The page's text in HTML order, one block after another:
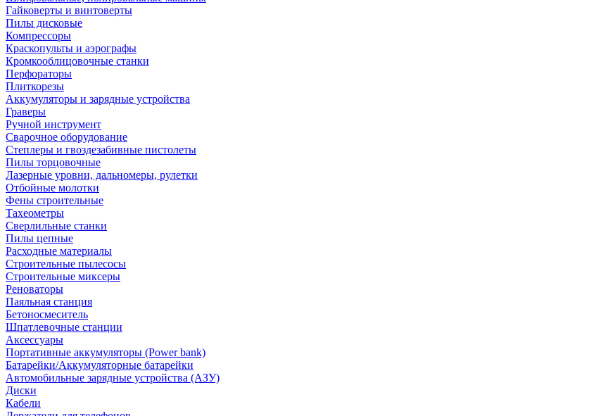
Гайковерты и винтоверты
Пилы дисковые
Компрессоры
Краскопульты и аэрографы
Кромкооблицовочные станки
Перфораторы
Плиткорезы
Аккумуляторы и зарядные устройства
Граверы
Ручной инструмент
Сварочное оборудование
Степлеры и гвоздезабивные пистолеты
Пилы торцовочные
Лазерные уровни, дальномеры, рулетки
Отбойные молотки
Фены строительные
Тахеометры
Сверлильные станки
Пилы цепные
Расходные материалы
Строительные пылесосы
Строительные миксеры
Реноваторы
Паяльная станция
Бетоносмеситель
Шпатлевочные станции
Аксессуары
Портативные аккумуляторы (Power bank)
Батарейки/Аккумуляторные батарейки
Автомобильные зарядные устройства (АЗУ)
Диски
Кабели